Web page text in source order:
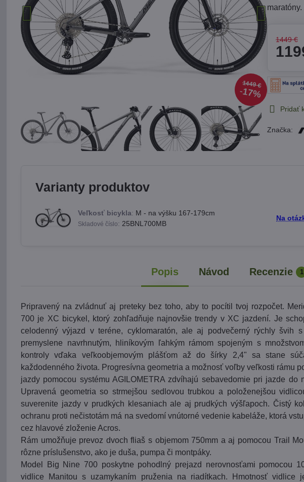
1449 €
17%
maratóny.
1449 €
Pridať
Značka:
Varianty produktov
Veľkosť bicykla: M - na výšku 167-179cm
Skladové číslo: 25BNL700MB
Na
Popis Návod Recenzie 1
Pripravený na zvládnuť aj preteky bez toho, aby to pocítil tvoj rozpočet.
700 je XC bicykel, ktorý zohľadňuje najnovšie trendy v XC jazdení. Je
celodenný výjazd v teréne, cyklomaratón, ale aj podvečerný rýchly švih
premyslene navrhnutým, hliníkovým ľahkým rámom spojeným s
kontroly vďaka veľkoobjemovým plášťom až do šírky 2,4" sa stane
každodenného života. Progresívna geometria a možnosť voľby veľkosti rámu
jazdy pomocou systému AGILOMETRA zdvíhajú sebavedomie pri jazde do
Upravená geometria so strmejšou sedlovou trubkou a položenejšou
suverenite jazdy v prudkých klesaniach ale aj prudkých výšľapoch. Čistý
ochranu proti nečistotám má na svedomí vnútorné vedenie kabeláže, ktorá
cez hlavové zloženie Acros.
Rám umožňuje prevoz dvoch fliaš s objemom 750mm a aj pomocou Trail
rôzne príslušenstvo, ako je duša, pumpa či montpáky.
Model Big Nine 700 poskytne pohodlný prejazd nerovnosťami pomocou
vidlice Manitou s uzamykaním pruženia na riadítkach. Hmotnosť vidlice